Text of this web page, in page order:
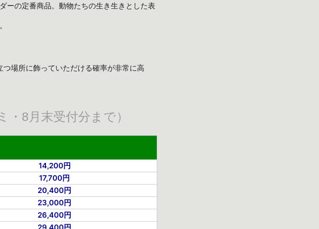
ーの定番商品。動物たちの生き生きとした表
場所に飾っていただける確率が非常に高
8月末受付分まで）
14,200円
17,700円
20,400円
23,000円
26,400円